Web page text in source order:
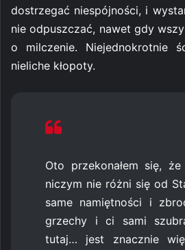
dostrzegać niespójności, i
nie odpuszczać, nawet gdy
o milczenie. Niejednokrotnie
nieliche kłopoty.
Oto przekonałem się,
niczym nie różni się od
same namiętności i
grzechy i ci sami
tutaj… jest znacznie